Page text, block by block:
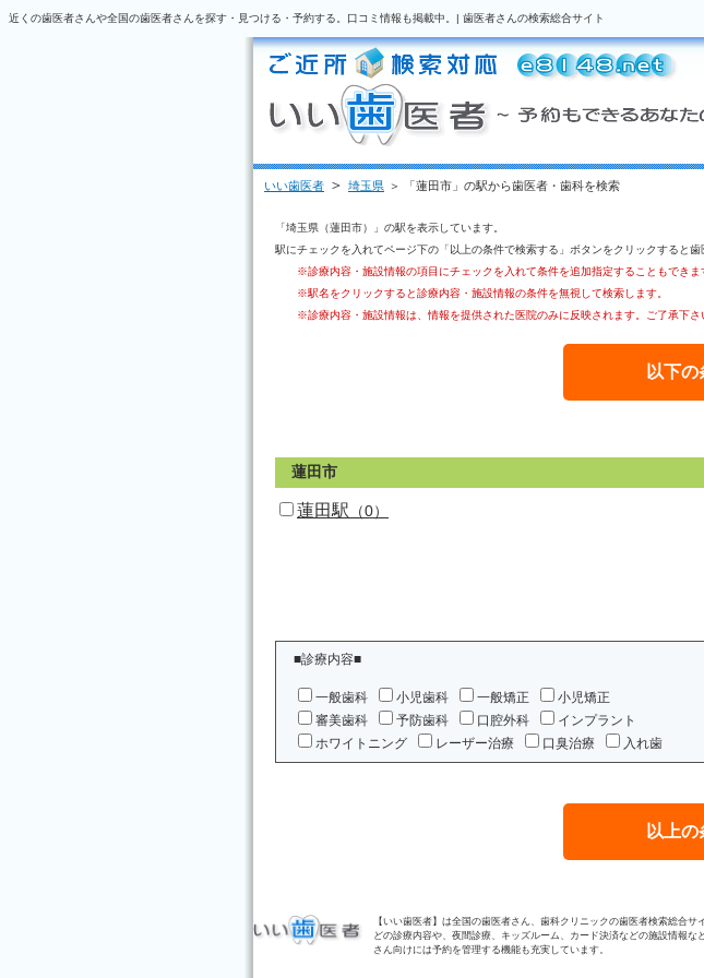
近くの歯医者さんや全国の歯医者さんを探す・見つける・予約する。口コミ情報も掲載中。| 歯医者さんの検索総合サイト
いい歯医者 ＞ 埼玉県 ＞ 「蓮田市」の駅から歯医者・歯科を検索
「埼玉県（蓮田市）」の駅を表示しています。
駅にチェックを入れてページ下の「以上の条件で検索する」ボタンをクリックすると歯
※診療内容・施設情報の項目にチェックを入れて条件を追加指定することもできま
※駅名をクリックすると診療内容・施設情報の条件を無視して検索します。
※診療内容・施設情報は、情報を提供された医院のみに反映されます。ご了承下さ
蓮田市
蓮田駅 （0）
■診療内容■
一般歯科 小児歯科 一般矯正
小児矯正
審美歯科
予防歯科 口腔外科
インプラント
ホワイトニング
レーザー治療 口臭治療 入れ歯
【いい歯医者】は全国の歯医者さん、歯科クリニックの歯医者検索総合
どの診療内容や、夜間診療、キッズルーム、カード決済などの施設情報
さん向けには予約を管理する機能も充実しています。